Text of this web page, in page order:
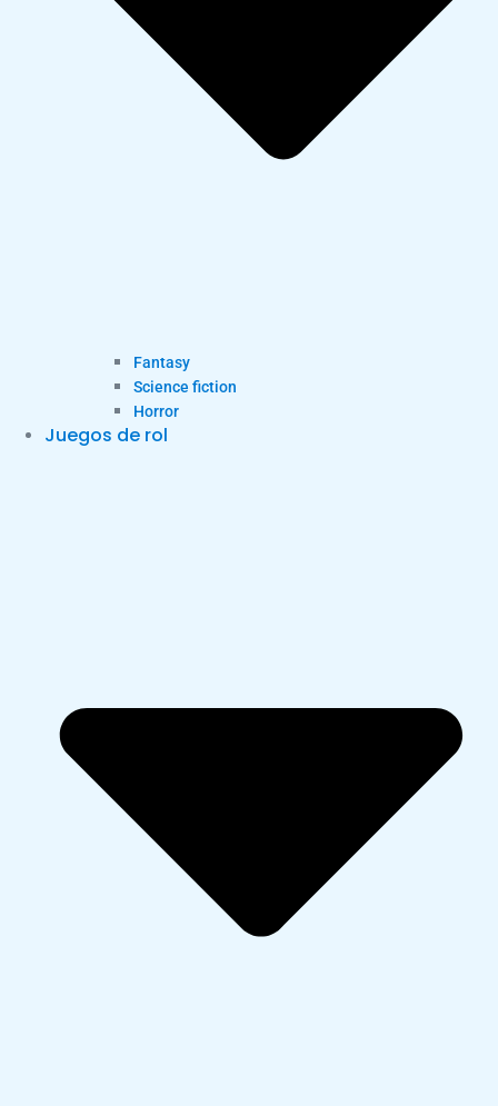
Fantasy
Science fiction
Horror
Juegos de rol